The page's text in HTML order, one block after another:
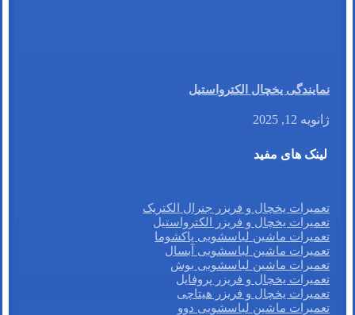
نمایندگی یخچال الکترواستیل
ژانویه 12, 2025
لینک های مفید
تعمیرات یخچال و فریزر جنرال الکتریک
تعمیرات یخچال و فریزر الکترواستیل
تعمیرات ماشین لباسشویی پاکشوما
تعمیرات ماشین لباسشویی آبسال
تعمیرات ماشین لباسشویی بوش
تعمیرات یخچال و فریزر پروفایل
تعمیرات یخچال و فریزر هیتاچی
تعمیرات ماشین لباسشویی دوو